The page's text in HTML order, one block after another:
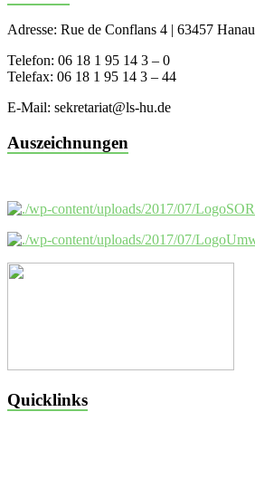
Adresse: Rue de Conflans 4 | 63457 Hanau
Telefon: 06 18 1 95 14 3 – 0
Telefax: 06 18 1 95 14 3 – 44
E-Mail: sekretariat@ls-hu.de
Auszeichnungen
Quicklinks